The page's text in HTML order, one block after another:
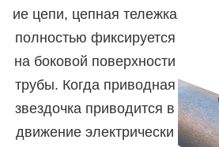
ие цепи, цепная тележка
полностью фиксируется
на боковой поверхности
трубы. Когда приводная
звездочка приводится в
движение электрически